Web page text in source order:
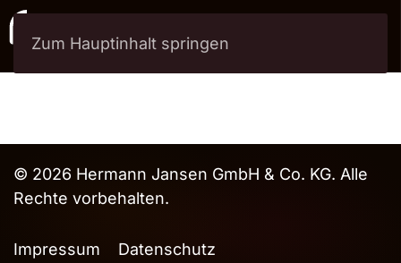
Zum Hauptinhalt springen
© 2026 Hermann Jansen GmbH & Co. KG. Alle
Rechte vorbehalten.
Impressum
Datenschutz